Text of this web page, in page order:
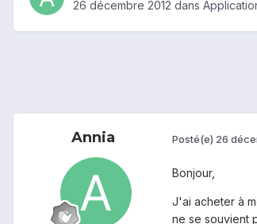
26 décembre 2012 dans
Annia Posté(e) 26
Bonjour,
J'ai acheter à
ne se souvient